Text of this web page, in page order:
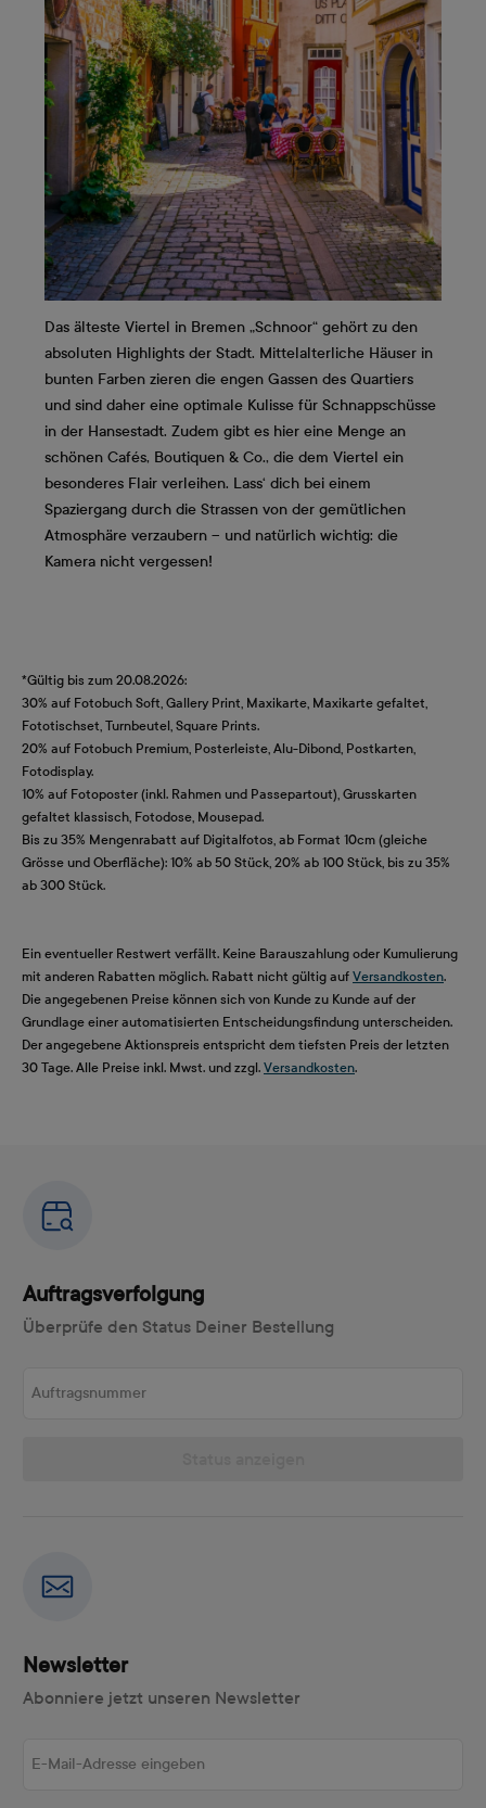
Das älteste Viertel in Bremen „Schnoor“ gehört zu den
absoluten Highlights der Stadt. Mittelalterliche Häuser in
bunten Farben zieren die engen Gassen des Quartiers
und sind daher eine optimale Kulisse für Schnappschüsse
in der Hansestadt. Zudem gibt es hier eine Menge an
schönen Cafés, Boutiquen & Co., die dem Viertel ein
besonderes Flair verleihen. Lass‘ dich bei einem
Spaziergang durch die Strassen von der gemütlichen
Atmosphäre verzaubern – und natürlich wichtig: die
Kamera nicht vergessen!
*Gültig bis zum 20.08.2026:
30% auf Fotobuch Soft, Gallery Print, Maxikarte, Maxikarte gefaltet,
Fototischset, Turnbeutel, Square Prints.
20% auf Fotobuch Premium, Posterleiste, Alu-Dibond, Postkarten,
Fotodisplay.
10% auf Fotoposter (inkl. Rahmen und Passepartout), Grusskarten
gefaltet klassisch, Fotodose, Mousepad.
Bis zu 35% Mengenrabatt auf Digitalfotos, ab Format 10cm (gleiche
Grösse und Oberfläche): 10% ab 50 Stück, 20% ab 100 Stück, bis zu 35%
ab 300 Stück.
Ein eventueller Restwert verfällt. Keine Barauszahlung oder Kumulierung
mit anderen Rabatten möglich. Rabatt nicht gültig auf Versandkosten.
Die angegebenen Preise können sich von Kunde zu Kunde auf der
Grundlage einer automatisierten Entscheidungsfindung unterscheiden.
Der angegebene Aktionspreis entspricht dem tiefsten Preis der letzten
30 Tage. Alle Preise inkl. Mwst. und zzgl. Versandkosten.
Auftragsverfolgung
Überprüfe den Status Deiner Bestellung
Newsletter
Abonniere jetzt unseren Newsletter